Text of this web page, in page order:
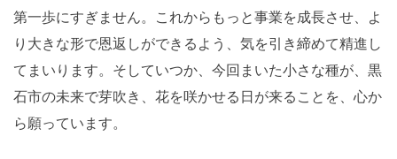
第一歩にすぎません。これからもっと事業を成長させ、よ
り大きな形で恩返しができるよう、気を引き締めて精進し
てまいります。そしていつか、今回まいた小さな種が、黒
石市の未来で芽吹き、花を咲かせる日が来ることを、心か
ら願っています。